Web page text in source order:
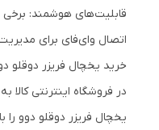
قابلیت‌های هوشمند: برخی
اتصال وای‌فای برای
خرید یخچال فریزر دوقلو
در فروشگاه اینترنتی کالا
یخچال فریزر دوقلو دوو